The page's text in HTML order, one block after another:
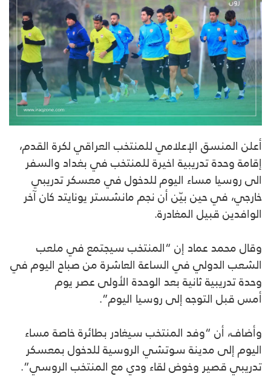
أعلن المنسق الإعلامي للمنتخب العراقي لكرة القدم،
إقامة وحدة تدريبية اخيرة للمنتخب في بغداد والسفر
الى روسيا مساء اليوم للدخول في معسكر تدريبي
خارجي، في حين بيّن أن نجم مانشستر يونايتد كان آخر
الوافدين قبيل المغادرة.
وقال محمد عماد إن “المنتخب سيجتمع في ملعب
الشعب الدولي في الساعة العاشرة من صباح اليوم في
وحدة تدريبية ثانية بعد الوحدة الأولى عصر يوم
أمس قبل التوجه إلى روسيا اليوم”.
وأضاف، أن “وفد المنتخب سيغادر بطائرة خاصة مساء
اليوم إلى مدينة سوتشي الروسية للدخول بمعسكر
تدريبي قصير وخوض لقاء ودي مع المنتخب الروسي”.